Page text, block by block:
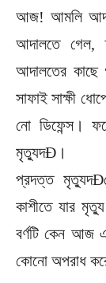
আজ! আমলি
আদালতে গেল,
আদালতের কাছে
সাফাই সাক্ষী
নো ডিফেন্স।
মৃত্যুদÐ।
প্রদত্ত
কাশীতে যার
বর্ণটি কেন আজ
কোনো অপরাধ